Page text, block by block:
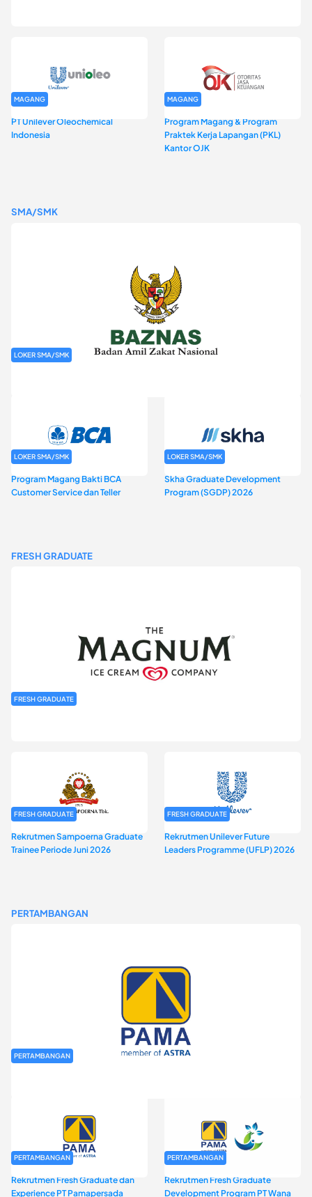
MAGANG
PT Unilever Oleochemical
Indonesia
MAGANG
Program Magang & Program
Praktek Kerja Lapangan (PKL)
Kantor OJK
SMA/SMK
LOKER SMA/SMK
LOKER SMA/SMK
Program Magang Bakti BCA
Customer Service dan Teller
LOKER SMA/SMK
Skha Graduate Development
Program (SGDP) 2026
FRESH GRADUATE
FRESH GRADUATE
FRESH GRADUATE
Rekrutmen Sampoerna Graduate
Trainee Periode Juni 2026
FRESH GRADUATE
Rekrutmen Unilever Future
Leaders Programme (UFLP) 2026
PERTAMBANGAN
PERTAMBANGAN
PERTAMBANGAN
Rekrutmen Fresh Graduate dan
Experience PT Pamapersada
PERTAMBANGAN
Rekrutmen Fresh Graduate
Development Program PT Wana